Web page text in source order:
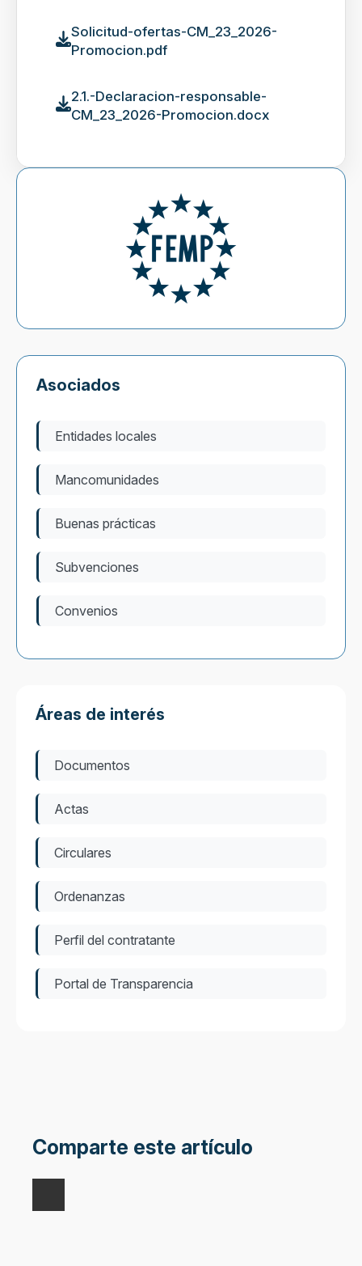
Solicitud-ofertas-CM_23_2026-
Promocion.pdf
2.1.-Declaracion-responsable-
CM_23_2026-Promocion.docx
Asociados
Entidades locales
Mancomunidades
Buenas prácticas
Subvenciones
Convenios
Áreas de interés
Documentos
Actas
Circulares
Ordenanzas
Perfil del contratante
Portal de Transparencia
Comparte este artículo